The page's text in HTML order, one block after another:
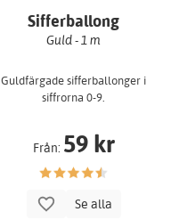
Sifferballong
Guld - 1 m
Guldfärgade sifferballonger i
siffrorna 0-9.
Från: 59 kr
Se alla